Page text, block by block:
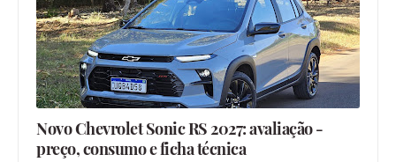
Novo Chevrolet Sonic RS 2027: avaliação -
preço, consumo e ficha técnica